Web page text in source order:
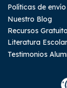
Políticas de
Nuestro Blog
Recursos
Literatura
Testimonios